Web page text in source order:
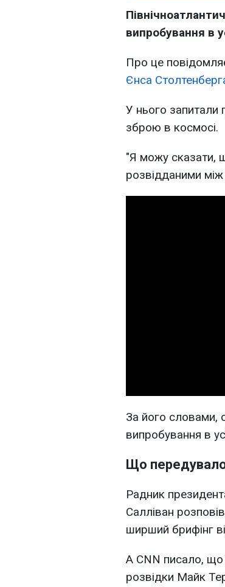
випробування в
Про це
Єнса
У нього запитали
зброю в космосі.
"Я можу сказати,
розвідданими
За його словами,
випробування в
Що
Радник
Салліван розповів
ширший брифінг
А CNN писало, що
розвідки Майк